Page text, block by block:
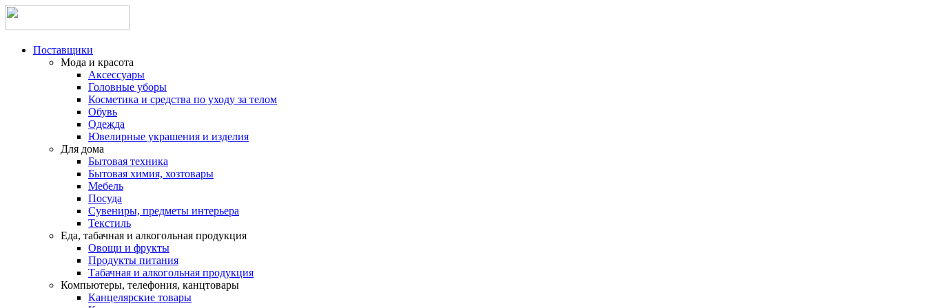
Поставщики
Мода и красота
Аксессуары
Головные уборы
Косметика и средства по уходу за телом
Обувь
Одежда
Ювелирные украшения и изделия
Для дома
Бытовая техника
Бытовая химия, хозтовары
Мебель
Посуда
Сувениры, предметы интерьера
Текстиль
Еда, табачная и алкогольная продукция
Овощи и фрукты
Продукты питания
Табачная и алкогольная продукция
Компьютеры, телефония, канцтовары
Канцелярские товары